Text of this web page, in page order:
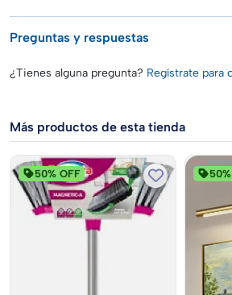
Preguntas y respuestas
¿Tienes alguna pregunta? Regístrate para
Más productos de esta tienda
50% OFF